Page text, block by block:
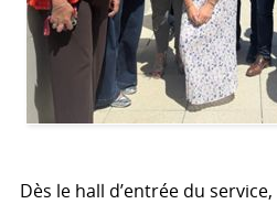
Dès le hall d’entrée du